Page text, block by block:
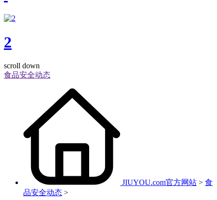
2
scroll down
食品安全动态
JIUYOU.com官方网站 > 食
品安全动态 >